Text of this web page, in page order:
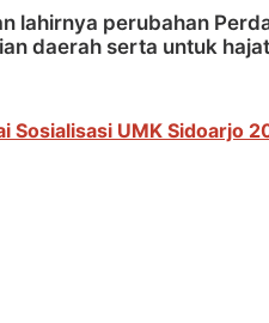
lahirnya perubahan
daerah serta untuk
Sosialisasi UMK Sidoarjo